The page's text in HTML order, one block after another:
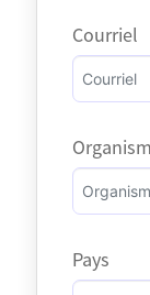
Courriel
Pays